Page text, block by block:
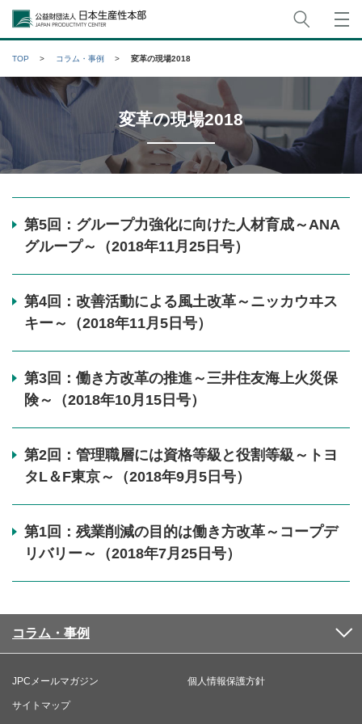
公益財団法人日本生産性本部
TOP コラム・事例 変革の現場2018
変革の現場2018
第5回：グループ力強化に向けた人材育成～ANA
グループ～（2018年11月25日号）
第4回：改善活動による風土改革～ニッカウヰス
キー～（2018年11月5日号）
第3回：働き方改革の推進～三井住友海上火災保
険～（2018年10月15日号）
第2回：管理職層には資格等級と役割等級～トヨ
タL＆F東京～（2018年9月5日号）
第1回：残業削減の目的は働き方改革～コープデ
リバリー～（2018年7月25日号）
コラム・事例
JPCメールマガジン 個人情報保護方針
サイトマップ